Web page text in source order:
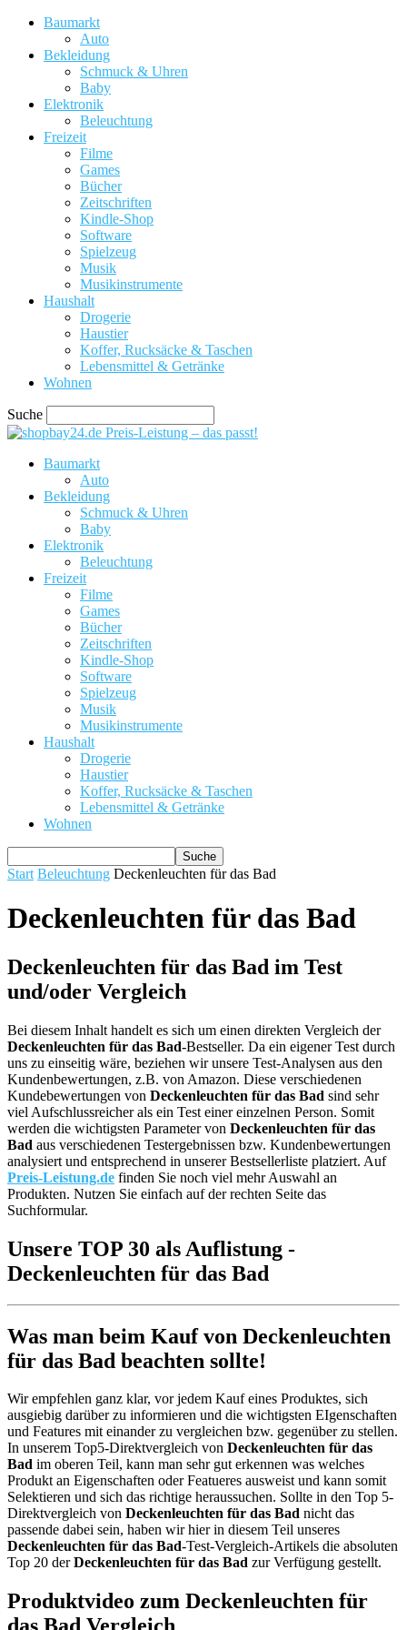
Baumarkt
Auto
Bekleidung
Schmuck & Uhren
Baby
Elektronik
Beleuchtung
Freizeit
Filme
Games
Bücher
Zeitschriften
Kindle-Shop
Software
Spielzeug
Musik
Musikinstrumente
Haushalt
Drogerie
Haustier
Koffer, Rucksäcke & Taschen
Lebensmittel & Getränke
Wohnen
Suche
Preis-Leistung – das passt!
Baumarkt
Auto
Bekleidung
Schmuck & Uhren
Baby
Elektronik
Beleuchtung
Freizeit
Filme
Games
Bücher
Zeitschriften
Kindle-Shop
Software
Spielzeug
Musik
Musikinstrumente
Haushalt
Drogerie
Haustier
Koffer, Rucksäcke & Taschen
Lebensmittel & Getränke
Wohnen
Start Beleuchtung Deckenleuchten für das Bad
Deckenleuchten für das Bad
Deckenleuchten für das Bad im Test
und/oder Vergleich
Bei diesem Inhalt handelt es sich um einen direkten Vergleich der
Deckenleuchten für das Bad-Bestseller. Da ein eigener Test durch
uns zu einseitig wäre, beziehen wir unsere Test-Analysen aus den
Kundenbewertungen, z.B. von Amazon. Diese verschiedenen
Kundebewertungen von Deckenleuchten für das Bad sind sehr
viel Aufschlussreicher als ein Test einer einzelnen Person. Somit
werden die wichtigsten Parameter von Deckenleuchten für das
Bad aus verschiedenen Testergebnissen bzw. Kundenbewertungen
analysiert und entsprechend in unserer Bestsellerliste platziert. Auf
Preis-Leistung.de finden Sie noch viel mehr Auswahl an
Produkten. Nutzen Sie einfach auf der rechten Seite das
Suchformular.
Unsere TOP 30 als Auflistung -
Deckenleuchten für das Bad
Was man beim Kauf von Deckenleuchten
für das Bad beachten sollte!
Wir empfehlen ganz klar, vor jedem Kauf eines Produktes, sich
ausgiebig darüber zu informieren und die wichtigsten EIgenschaften
und Features mit einander zu vergleichen bzw. gegenüber zu stellen.
In unserem Top5-Direktvergleich von Deckenleuchten für das
Bad im oberen Teil, kann man sehr gut erkennen was welches
Produkt an Eigenschaften oder Featueres ausweist und kann somit
Selektieren und sich das richtige heraussuchen. Sollte in den Top 5-
Direktvergleich von Deckenleuchten für das Bad nicht das
passende dabei sein, haben wir hier in diesem Teil unseres
Deckenleuchten für das Bad-Test-Vergleich-Artikels die absoluten
Top 20 derDeckenleuchten für das Bad zur Verfügung gestellt.
Produktvideo zum Deckenleuchten für